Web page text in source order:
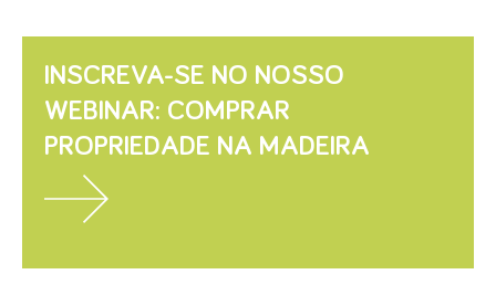
INSCREVA-SE NO NOSSO
WEBINAR: COMPRAR
PROPRIEDADE NA MADEIRA